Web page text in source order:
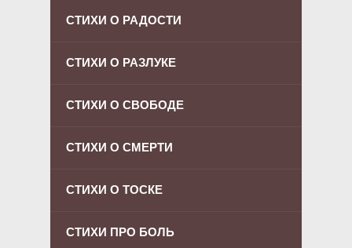
СТИХИ О РАДОСТИ
СТИХИ О РАЗЛУКЕ
СТИХИ О СВОБОДЕ
СТИХИ О СМЕРТИ
СТИХИ О ТОСКЕ
СТИХИ ПРО БОЛЬ